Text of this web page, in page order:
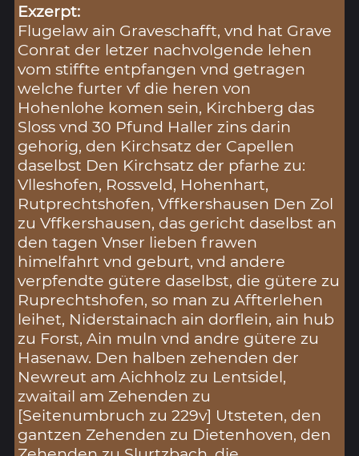
Exzerpt:
Flugelaw ain Graveschafft, vnd hat Grave
Conrat der letzer nachvolgende lehen
vom stiffte entpfangen vnd getragen
welche furter vf die heren von
Hohenlohe komen sein, Kirchberg das
Sloss vnd 30 Pfund Haller zins darin
gehorig, den Kirchsatz der Capellen
daselbst Den Kirchsatz der pfarhe zu:
Vlleshofen, Rossveld, Hohenhart,
Rutprechtshofen, Vffkershausen Den Zol
zu Vffkershausen, das gericht daselbst an
den tagen Vnser lieben frawen
himelfahrt vnd geburt, vnd andere
verpfendte gütere daselbst, die gütere zu
Ruprechtshofen, so man zu Affterlehen
leihet, Niderstainach ain dorflein, ain hub
zu Forst, Ain muln vnd andre gütere zu
Hasenaw. Den halben zehenden der
Newreut am Aichholz zu Lentsidel,
zwaitail am Zehenden zu
[Seitenumbruch zu 229v] Utsteten, den
gantzen Zehenden zu Dietenhoven, den